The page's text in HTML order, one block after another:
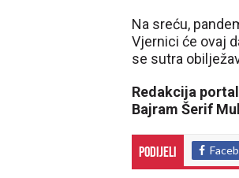
Na sreću,
Vjernici će ovaj
se sutra
Redakcija
Bajram Šerif
Podijeli